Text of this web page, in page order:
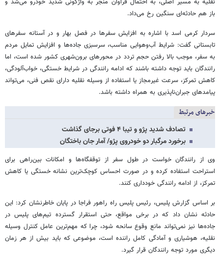
باز هم حادثه‌ای سنگین رخ می‌داد.
سردار کرمی اسد با اشاره به افزایش سفرها در فصل بهار و در آستانه سفرهای
تابستانی گفت: شرایط آب‌وهوایی مناسب، سرسبزی جاده‌ها و افزایش تمایل مردم
به سفر، موجب بالا رفتن حجم تردد در محورهای برون‌شهری کشور شده است، اما
رانندگان باید توجه داشته باشند که ادامه رانندگی در شرایط خستگی، خواب‌آلودگی،
کاهش تمرکز، سرعت غیرمجاز یا استفاده از وسیله نقلیه دارای نقص فنی، می‌تواند
پیامدهای جبران‌ناپذیری به همراه داشته باشد.
خبرهای مرتبط
تصادف شدید پژو و تیبا ۴ فوتی برجای گذاشت
برخورد مرگبار دو خودروی پژو/ آمار جان باختگان
وی از رانندگان خواست در طول سفر از توقفگاه‌ها و امکانات بین‌راهی برای
استراحت استفاده کرده و در صورت احساس کوچک‌ترین نشانه خستگی یا کاهش
تمرکز، از ادامه رانندگی خودداری کنند.
بر اساس گزارش پلیس، رئیس پلیس راه راهور فراجا در پایان خاطرنشان کرد: این
حادثه نشان داد که در برخی مواقع، حتی استقرار گسترده تیم‌های پلیس در
جاده‌ها نیز نمی‌تواند مانع وقوع سانحه شود، چرا که مهم‌ترین عامل کنترل وسیله
نقلیه، هوشیاری و آمادگی کامل راننده است، موضوعی که باید بیش از هر زمان
دیگری مورد توجه رانندگان قرار گیرد.